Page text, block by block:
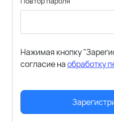
Нажимая кнопку
согласие наобработку